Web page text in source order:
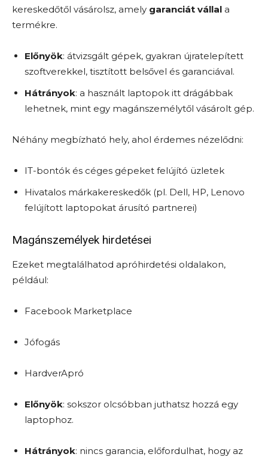
kereskedőtől vásárolsz, amely garanciát vállal a
termékre.
Előnyök: átvizsgált gépek, gyakran újratelepített
szoftverekkel, tisztított belsővel és garanciával.
Hátrányok: a használt laptopok itt drágábbak
lehetnek, mint egy magánszemélytől vásárolt gép.
Néhány megbízható hely, ahol érdemes nézelődni:
IT-bontók és céges gépeket felújító üzletek
Hivatalos márkakereskedők (pl. Dell, HP, Lenovo
felújított laptopokat árusító partnerei)
Magánszemélyek hirdetései
Ezeket megtalálhatod apróhirdetési oldalakon,
például:
Facebook Marketplace
Jófogás
HardverApró
Előnyök: sokszor olcsóbban juthatsz hozzá egy
laptophoz.
Hátrányok: nincs garancia, előfordulhat, hogy az